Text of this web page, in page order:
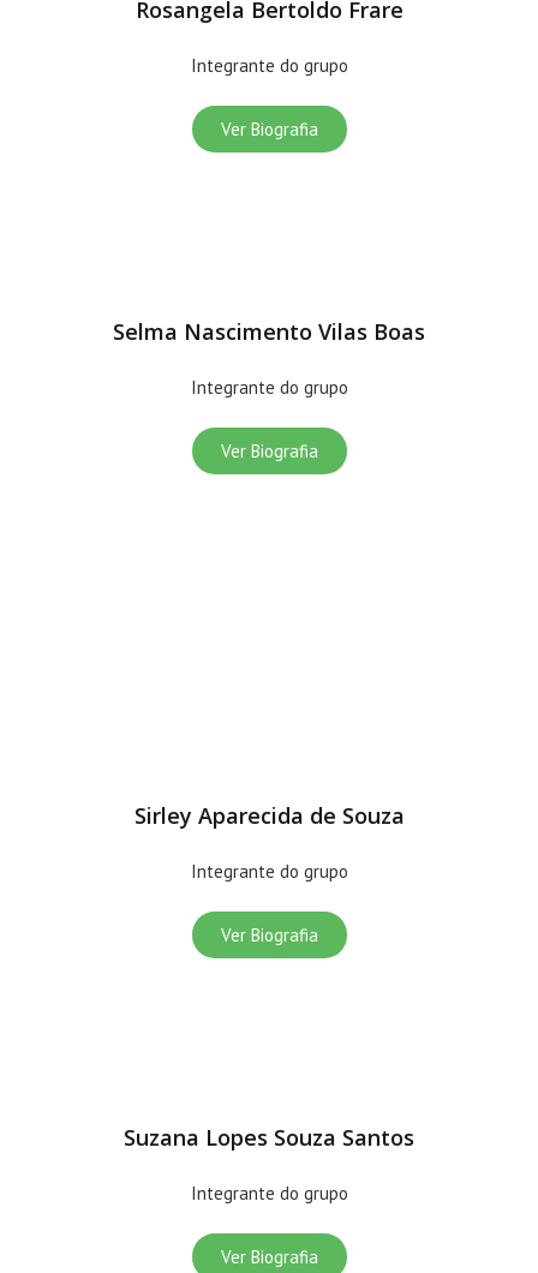
Rosangela Bertoldo Frare
Integrante do grupo
Ver Biografia
Selma Nascimento Vilas Boas
Integrante do grupo
Ver Biografia
Sirley Aparecida de Souza
Integrante do grupo
Ver Biografia
Suzana Lopes Souza Santos
Integrante do grupo
Ver Biografia